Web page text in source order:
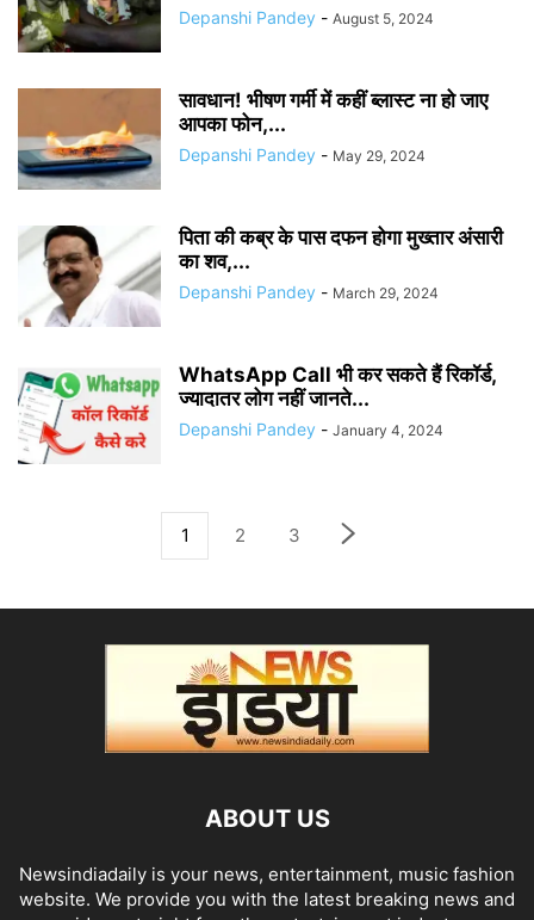
Depanshi Pandey - August 5, 2024
सावधान! भीषण गर्मी में कहीं ब्लास्ट ना हो जाए
आपका फोन,...
Depanshi Pandey - May 29, 2024
पिता की कब्र के पास दफन होगा मुख्तार अंसारी
का शव,...
Depanshi Pandey - March 29, 2024
WhatsApp Call भी कर सकते हैं रिकॉर्ड,
ज्यादातर लोग नहीं जानते...
Depanshi Pandey - January 4, 2024
1 2 3
ABOUT US
Newsindiadaily is your news, entertainment, music fashion
website. We provide you with the latest breaking news and